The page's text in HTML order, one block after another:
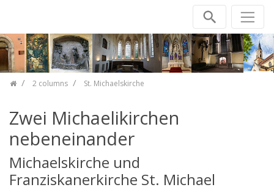
Skip navigation
2 columns St. Michaelskirche
Zwei Michaelikirchen
nebeneinander
Michaelskirche und
Franziskanerkirche St. Michael